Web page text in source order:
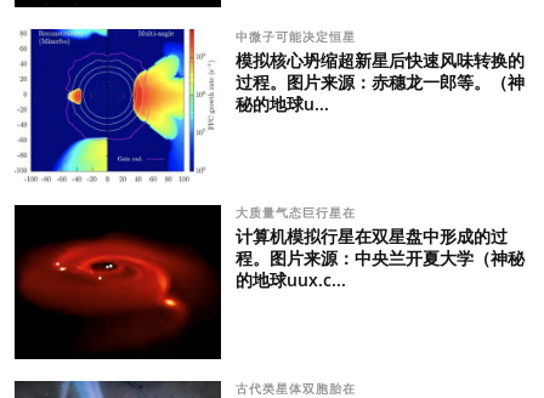
中微子可能决定恒星
模拟核心坍缩超新星后快速风味转换的
过程。图片来源：赤穗龙一郎等。（神
秘的地球u...
大质量气态巨行星在
计算机模拟行星在双星盘中形成的过
程。图片来源：中央兰开夏大学（神秘
的地球uux.c...
古代类星体双胞胎在